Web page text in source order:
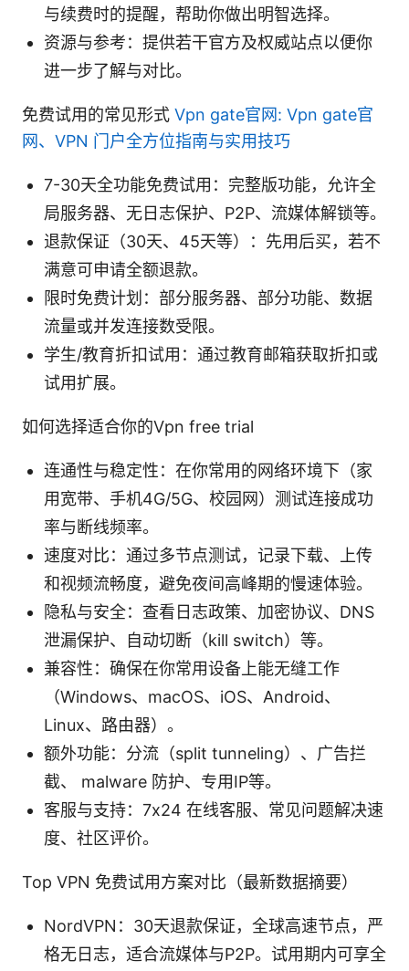
与续费时的提醒，帮助你做出明智选择。
资源与参考：提供若干官方及权威站点以便你
进一步了解与对比。
免费试用的常见形式 Vpn gate官网: Vpn gate官
网、VPN 门户全方位指南与实用技巧
7-30天全功能免费试用：完整版功能，允许全
局服务器、无日志保护、P2P、流媒体解锁等。
退款保证（30天、45天等）：先用后买，若不
满意可申请全额退款。
限时免费计划：部分服务器、部分功能、数据
流量或并发连接数受限。
学生/教育折扣试用：通过教育邮箱获取折扣或
试用扩展。
如何选择适合你的Vpn free trial
连通性与稳定性：在你常用的网络环境下（家
用宽带、手机4G/5G、校园网）测试连接成功
率与断线频率。
速度对比：通过多节点测试，记录下载、上传
和视频流畅度，避免夜间高峰期的慢速体验。
隐私与安全：查看日志政策、加密协议、DNS
泄漏保护、自动切断（kill switch）等。
兼容性：确保在你常用设备上能无缝工作
（Windows、macOS、iOS、Android、
Linux、路由器）。
额外功能：分流（split tunneling）、广告拦
截、 malware 防护、专用IP等。
客服与支持：7x24 在线客服、常见问题解决速
度、社区评价。
Top VPN 免费试用方案对比（最新数据摘要）
NordVPN：30天退款保证，全球高速节点，严
格无日志，适合流媒体与P2P。试用期内可享全